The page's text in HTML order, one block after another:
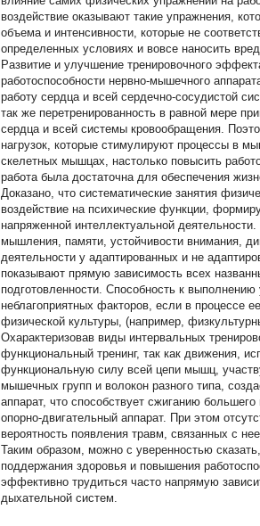
воздействие оказывают такие упражнения,
объема и интенсивности, которые не
определенных условиях и вовсе наносить
Развитие и улучшение тренировочного
работоспособности нервно-мышечного
работу сердца и всей сердечно-сосудистой
так же перетренированность в равной мере
сердца и всей системы кровообращения.
нагрузок, которые стимулируют процессы в
скелетных мышцах, настолько повысить
работа была достаточна для обеспечения
Доказано, что систематические занятия
воздействие на психические функции,
напряженной интеллектуальной
мышления, памяти, устойчивости внимания,
деятельности у адаптированных и не
показывают прямую зависимость всех
подготовленности. Способность к
неблагоприятных факторов, если в процессе
физической культуры, (например,
Охарактеризовав виды интервальных
функциональный тренинг, так как движения,
функциональную силу всей цепи мышц,
мышечных групп и волокон разного типа,
аппарат, что способствует сжиганию
опорно-двигательный аппарат. При этом
вероятность появления травм, связанных с
Таким образом, можно с уверенностью
поддержания здоровья и повышения
эффективно трудиться часто напрямую
дыхательной систем.